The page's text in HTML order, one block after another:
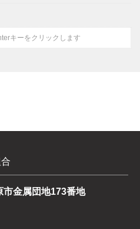
金属団地173番地